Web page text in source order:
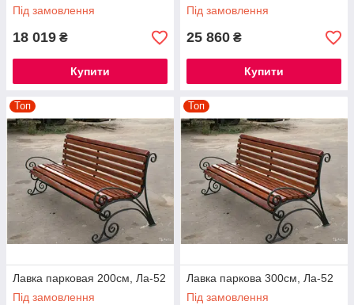
Під замовлення
18 019 ₴
Купити
Під замовлення
25 860 ₴
Купити
Топ
Лавка парковая 200см, Ла-52
Під замовлення
Топ
Лавка паркова 300см, Ла-52
Під замовлення